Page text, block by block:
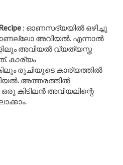
: ഓണസദ്യയിൽ ഒഴിച്ചു
അവിയൽ. എന്നാൽ
അവിയൽ വ്യത്യസ്ത
കാര്യം
രുചിയുടെ കാര്യത്തിൽ
അത്തരത്തിൽ
കിടിലൻ അവിയലിന്റെ